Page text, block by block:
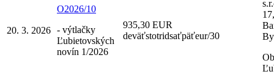
20. 3. 2026
O2026/10
- výtlačky
Ľubietovských
novín 1/2026
935,30 EUR
deväťstotridsaťpäťeur/30